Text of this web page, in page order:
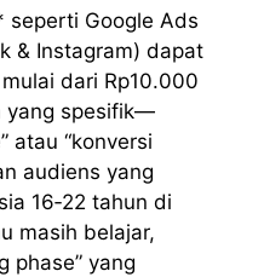
Google Ads
& Instagram) dapat
dari Rp10.000
yang spesifik—
atau “konversi
audiens yang
16‑22 tahun di
masih belajar,
phase” yang